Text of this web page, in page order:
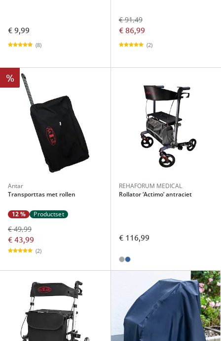
€ 9,99
(8)
€ 91,49
€ 86,99
(2)
%
Antar
Transporttas met rollen
12 % Productset
€ 49,99
€ 43,99
(2)
REHAFORUM MEDICAL
Rollator ‘Actimo’ antraciet
€ 116,99